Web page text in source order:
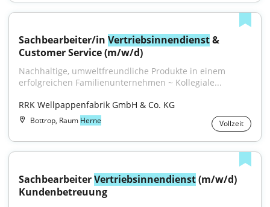
Sachbearbeiter/in Vertriebsinnendienst &
Customer Service (m/w/d)
Nachhaltige, umweltfreundliche Produkte in einem
erfolgreichen Familienunternehmen ~ Kollegiale...
RRK Wellpappenfabrik GmbH & Co. KG
Bottrop, Raum Herne Vollzeit
Sachbearbeiter Vertriebsinnendienst (m/w/d)
Kundenbetreuung